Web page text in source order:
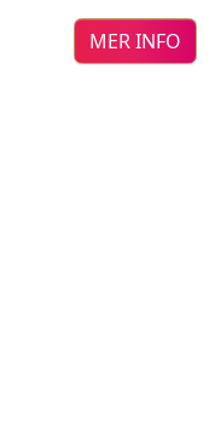
MER INFO